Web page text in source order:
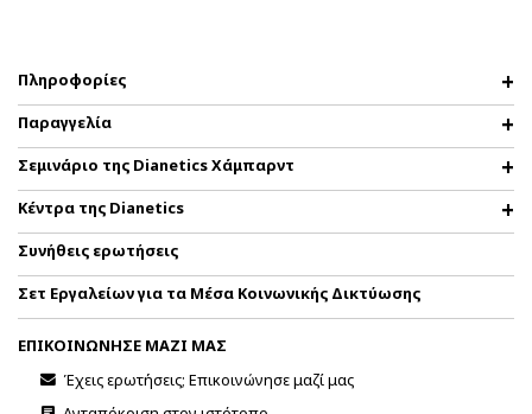
Πληροφορίες
Παραγγελία
Σεμινάριο της Dianetics Χάμπαρντ
Κέντρα της Dianetics
Συνήθεις ερωτήσεις
Σετ Εργαλείων για τα Μέσα Κοινωνικής Δικτύωσης
ΕΠΙΚΟΙΝΩΝΗΣΕ ΜΑΖΙ ΜΑΣ
Έχεις ερωτήσεις; Επικοινώνησε μαζί μας